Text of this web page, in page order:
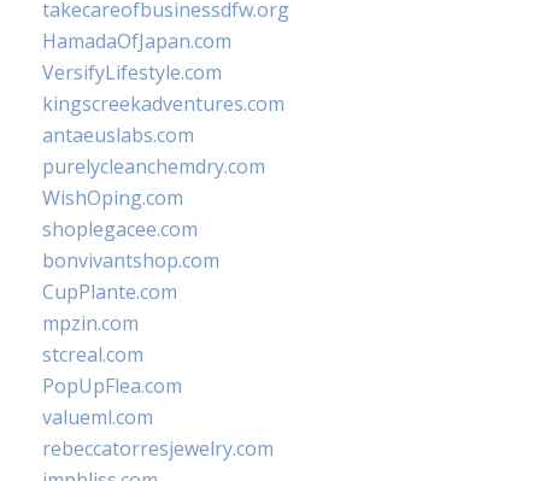
takecareofbusinessdfw.org
HamadaOfJapan.com
VersifyLifestyle.com
kingscreekadventures.com
antaeuslabs.com
purelycleanchemdry.com
WishOping.com
shoplegacee.com
bonvivantshop.com
CupPlante.com
mpzin.com
stcreal.com
PopUpFlea.com
valueml.com
rebeccatorresjewelry.com